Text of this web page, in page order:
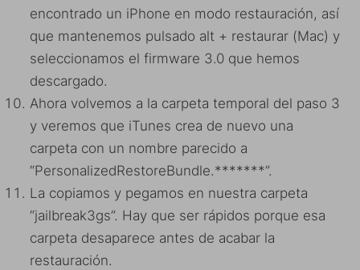
encontrado un iPhone en modo restauración, así
que mantenemos pulsado alt + restaurar (Mac) y
seleccionamos el firmware 3.0 que hemos
descargado.
Ahora volvemos a la carpeta temporal del paso 3
y veremos que iTunes crea de nuevo una
carpeta con un nombre parecido a
“PersonalizedRestoreBundle.*******”.
La copiamos y pegamos en nuestra carpeta
“jailbreak3gs”. Hay que ser rápidos porque esa
carpeta desaparece antes de acabar la
restauración.